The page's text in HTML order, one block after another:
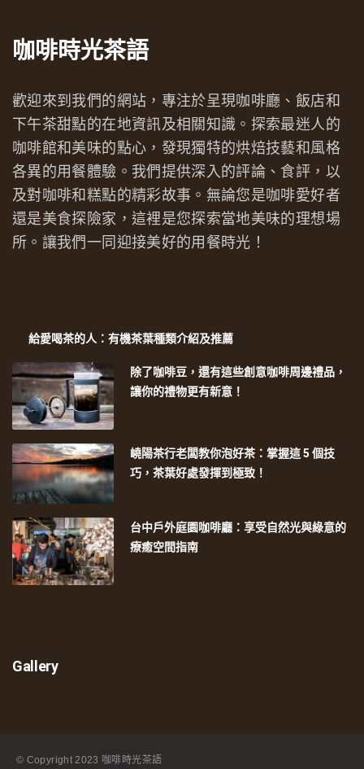
咖啡時光茶語
歡迎來到我們的網站，專注於呈現咖啡廳、飯店和
下午茶甜點的在地資訊及相關知識。探索最迷人的
咖啡館和美味的點心，發現獨特的烘焙技藝和風格
各異的用餐體驗。我們提供深入的評論、食評，以
及對咖啡和糕點的精彩故事。無論您是咖啡愛好者
還是美食探險家，這裡是您探索當地美味的理想場
所。讓我們一同迎接美好的用餐時光！
給愛喝茶的人：有機茶葉種類介紹及推薦
除了咖啡豆，還有這些創意咖啡周邊禮品，
讓你的禮物更有新意！
嶢陽茶行老闆教你泡好茶：掌握這 5 個技
巧，茶葉好處發揮到極致！
台中戶外庭園咖啡廳：享受自然光與綠意的
療癒空間指南
Gallery
© Copyright2023 咖啡時光茶語